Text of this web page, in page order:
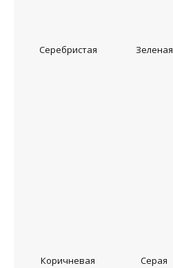
Серебристая Зеленая
Коричневая Серая